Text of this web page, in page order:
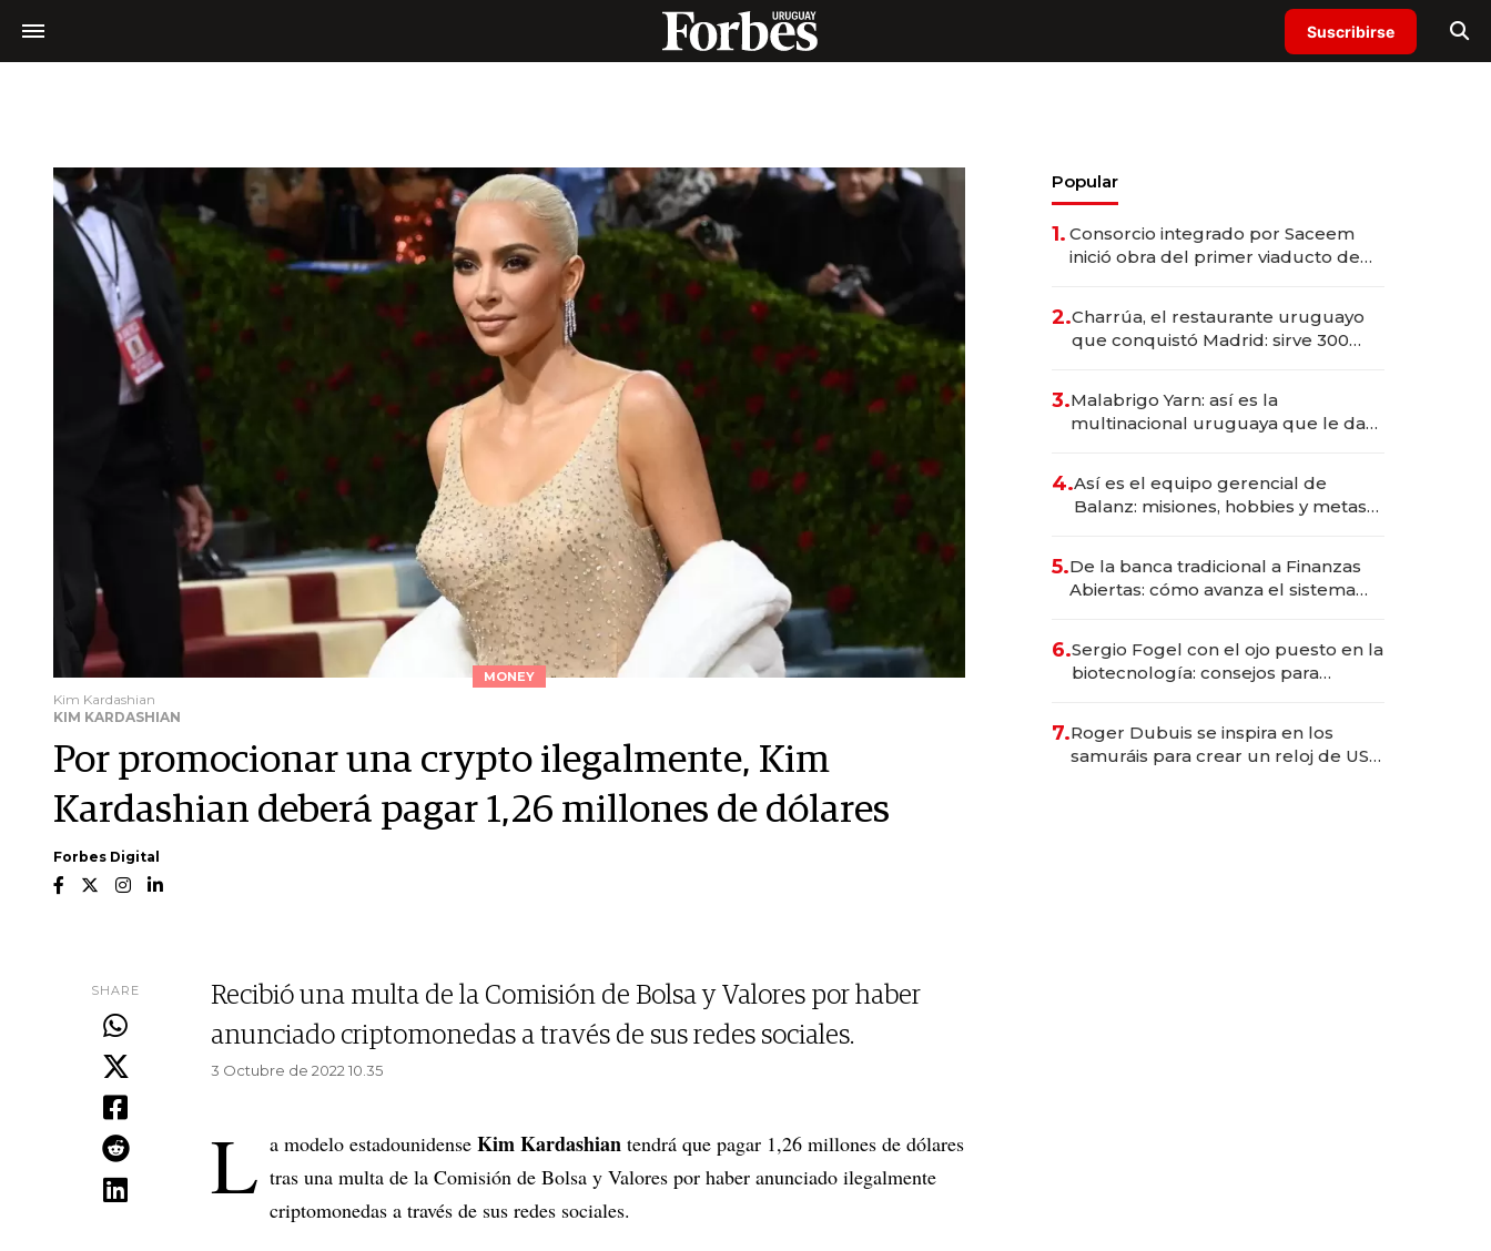
Suscribirse
MONEY
Kim Kardashian
KIM KARDASHIAN
Por promocionar una crypto ilegalmente, Kim
Kardashian deberá pagar 1,26 millones de dólares
Forbes Digital
SHARE
Recibió una multa de la Comisión de Bolsa y Valores por haber
anunciado criptomonedas a través de sus redes sociales.
3 Octubre de 2022 10.35
L a modelo estadounidense Kim Kardashian tendrá que pagar 1,26 millones de dólares
tras una multa de la Comisión de Bolsa y Valores por haber anunciado ilegalmente
criptomonedas a través de sus redes sociales.
Popular
1. Consorcio integrado por Saceem
inició obra del primer viaducto de
millones
2.Charrúa, el restaurante uruguayo
que conquistó Madrid: sirve 300
prepara apertura
3.Malabrigo Yarn: así es la
multinacional uruguaya que le da
4.Así es el equipo gerencial de
Balanz: misiones, hobbies y metas
5.De la banca tradicional a Finanzas
Abiertas: cómo avanza el sistema
6.Sergio Fogel con el ojo puesto en la
biotecnología: consejos para
7.Roger Dubuis se inspira en los
samuráis para crear un reloj de US$